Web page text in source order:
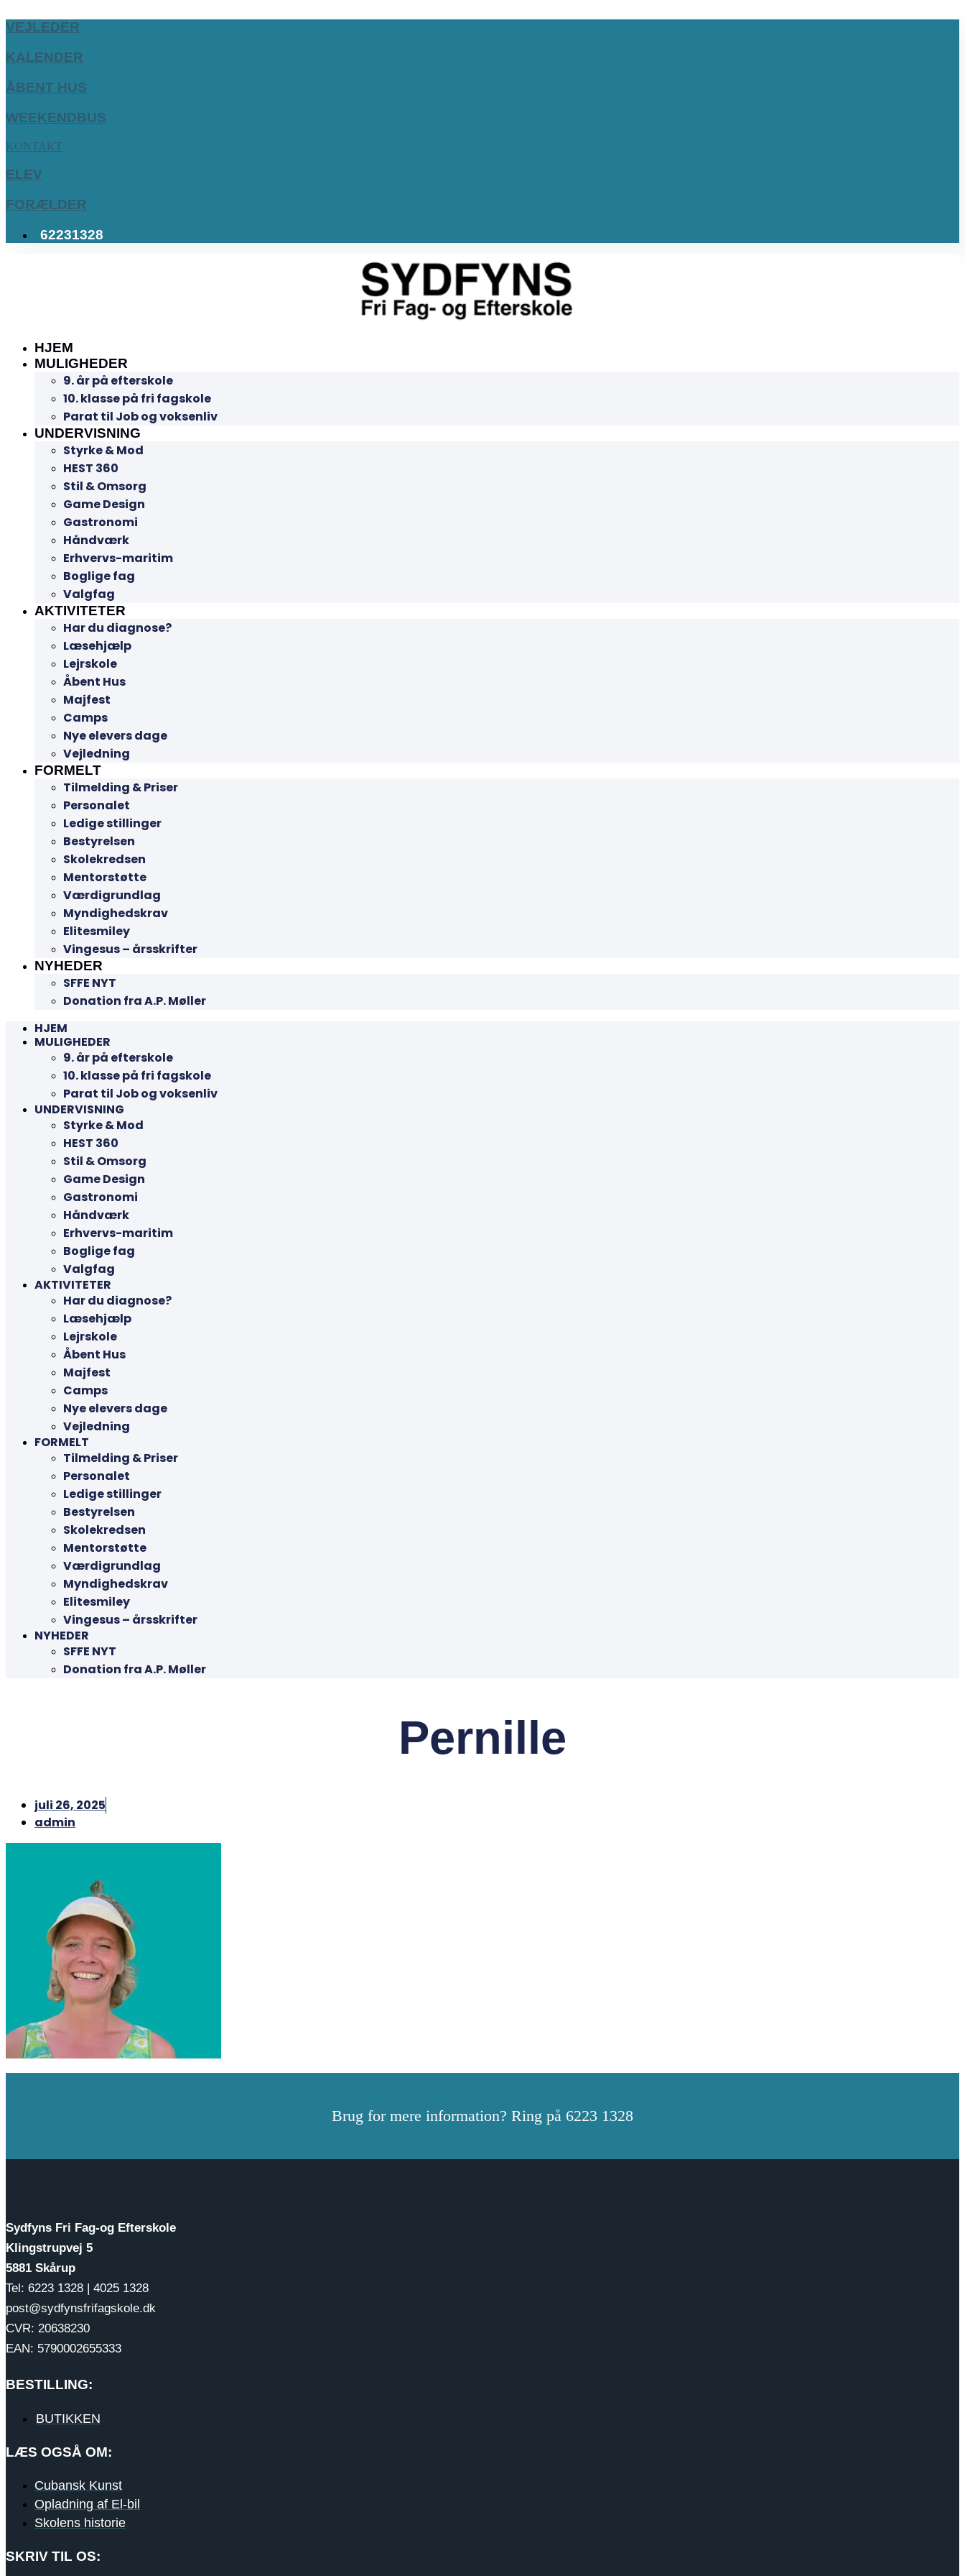
VEJLEDER
KALENDER
ÅBENT HUS
WEEKENDBUS
KONTAKT
ELEV
FORÆLDER
62231328
HJEM
MULIGHEDER
9. år på efterskole
10. klasse på fri fagskole
Parat til Job og voksenliv
UNDERVISNING
Styrke & Mod
HEST 360
Stil & Omsorg
Game Design
Gastronomi
Håndværk
Erhvervs-maritim
Boglige fag
Valgfag
AKTIVITETER
Har du diagnose?
Læsehjælp
Lejrskole
Åbent Hus
Majfest
Camps
Nye elevers dage
Vejledning
FORMELT
Tilmelding & Priser
Personalet
Ledige stillinger
Bestyrelsen
Skolekredsen
Mentorstøtte
Værdigrundlag
Myndighedskrav
Elitesmiley
Vingesus – årsskrifter
NYHEDER
SFFE NYT
Donation fra A.P. Møller
HJEM
MULIGHEDER
9. år på efterskole
10. klasse på fri fagskole
Parat til Job og voksenliv
UNDERVISNING
Styrke & Mod
HEST 360
Stil & Omsorg
Game Design
Gastronomi
Håndværk
Erhvervs-maritim
Boglige fag
Valgfag
AKTIVITETER
Har du diagnose?
Læsehjælp
Lejrskole
Åbent Hus
Majfest
Camps
Nye elevers dage
Vejledning
FORMELT
Tilmelding & Priser
Personalet
Ledige stillinger
Bestyrelsen
Skolekredsen
Mentorstøtte
Værdigrundlag
Myndighedskrav
Elitesmiley
Vingesus – årsskrifter
NYHEDER
SFFE NYT
Donation fra A.P. Møller
Pernille
juli 26, 2025
admin
Brug for mere information? Ring på 6223 1328
Sydfyns Fri Fag-og Efterskole
Klingstrupvej 5
5881 Skårup
Tel: 6223 1328 | 4025 1328
post@sydfynsfrifagskole.dk
CVR: 20638230
EAN: 5790002655333
BESTILLING:
BUTIKKEN
LÆS OGSÅ OM:
Cubansk Kunst
Opladning af El-bil
Skolens historie
SKRIV TIL OS: